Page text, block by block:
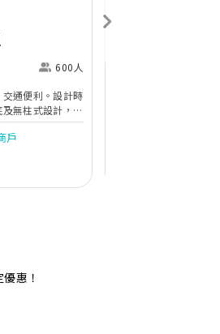
600人
通便利。設計時
無柱式設計，環
音設備。喜宴堂
適合舉行華麗
友善場地，可以
或證婚派對。酒
新人及賓客留下
戶
惠！